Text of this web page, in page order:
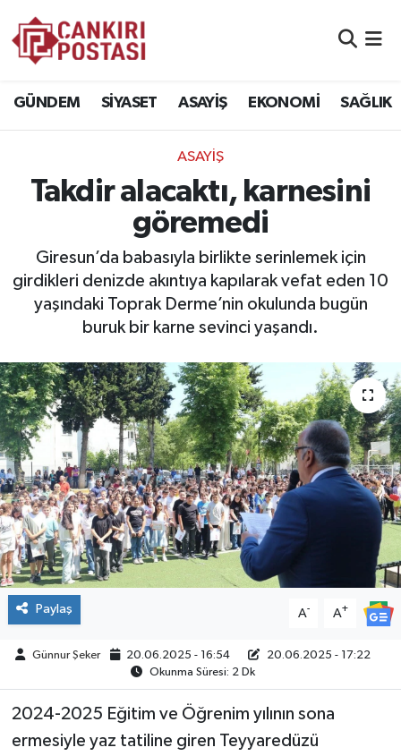
GÜNDEM SİYASET ASAYİŞ EKONOMİ SAĞLIK
ASAYİŞ
Takdir alacaktı, karnesini
göremedi
Giresun’da babasıyla birlikte serinlemek için
girdikleri denizde akıntıya kapılarak vefat eden 10
yaşındaki Toprak Derme’nin okulunda bugün
buruk bir karne sevinci yaşandı.
Paylaş A- A+
Günnur Şeker 20.06.2025 - 16:54
20.06.2025 - 17:22
Okunma Süresi: 2 Dk
2024-2025 Eğitim ve Öğrenim yılının sona
ermesiyle yaz tatiline giren Teyyaredüzü
EKONOMİ
SAĞLIK
SPOR
YAŞAM
ÇEVRE
İLÇELER
RESMİ İLANLAR
KÜLTÜR
TURİZM
MAGAZİN
VEFAT
BİLİM&TEKNOLOJİ
Trafik Durumu
Süper Lig Puan Durumu ve Fikstür
Tüm Manşetler
Haber Arşivi